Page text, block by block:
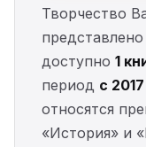
Творчество
доступно 1
период с
относятся
«История» и